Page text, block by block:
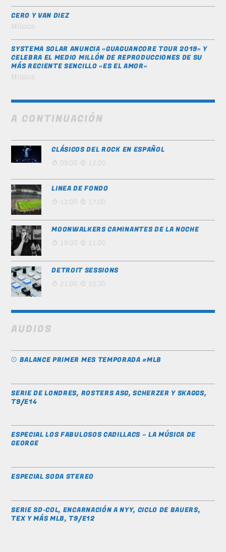
CERO Y VAN DIEZ
Música
SYSTEMA SOLAR ANUNCIA «GUAGUANCORE TOUR 2019» Y
CELEBRA EL MEDIO MILLÓN DE REPRODUCCIONES DE SU
MÁS RECIENTE SENCILLO «ES EL AMOR»
Música
A CONTINUACIÓN
CLÁSICOS DEL ROCK EN ESPAÑOL
09:00 12:00
LINEA DE FONDO
12:00 17:00
MOONWALKERS CAMINANTES DE LA NOCHE
19:00 21:00
DETROIT SESSIONS
21:00 22:30
AUDIOS
⚾️ BALANCE PRIMER MES TEMPORADA #MLB
SERIE DE LONDRES, ROSTERS ASG, SCHERZER Y SKAGGS,
T9/E14
ESPECIAL LOS FABULOSOS CADILLACS – LA MÚSICA DE
GEORGE
ESPECIAL SODA STEREO
SERIE SD-COL, ENCARNACIÓN A NYY, CICLO DE BAUERS,
TEX Y MÁS MLB, T9/E12